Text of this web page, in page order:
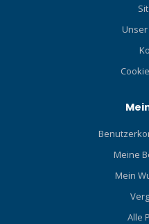
Meine
Mein
Alle